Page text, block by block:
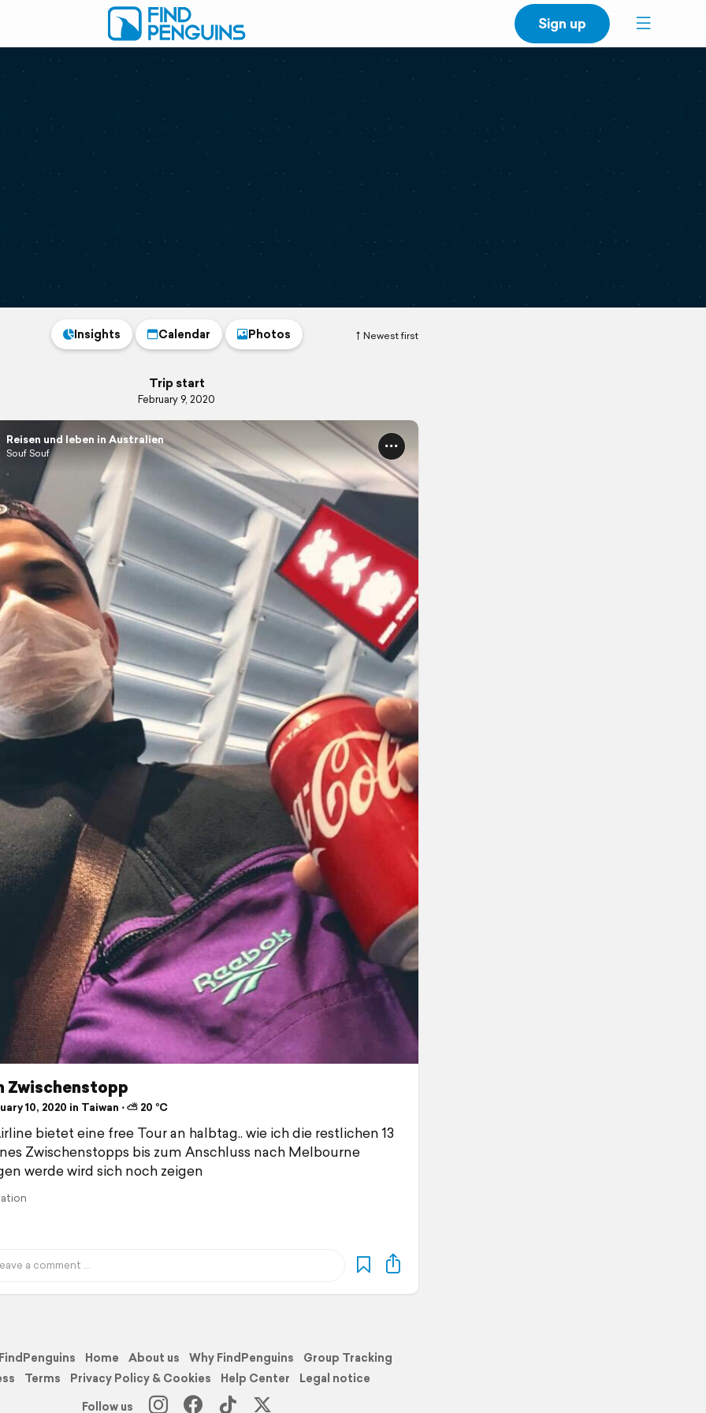
Sign up
Newest first
Insights Calendar Photos
Trip start
February 9, 2020
Reisen und leben in Australien
Souf Souf
Zwischenstopp
10, 2020 in Taiwan ⋅ ⛅ 20 °C
bietet eine free Tour an halbtag.. wie ich die restlichen 13
Zwischenstopps bis zum Anschluss nach Melbourne
werde wird sich noch zeigen
Home About us Why FindPenguins
Group Tracking
Terms Privacy Policy & Cookies Help Center
Legal notice
Follow us